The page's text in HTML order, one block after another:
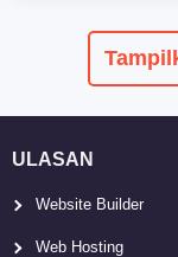
ULASAN
Website Builder
Web Hosting